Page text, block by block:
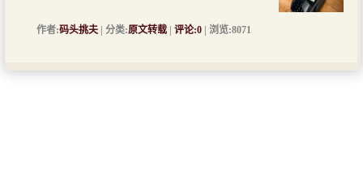
作者:码头挑夫 | 分类:原文转载 评论:0 | 浏览:8071